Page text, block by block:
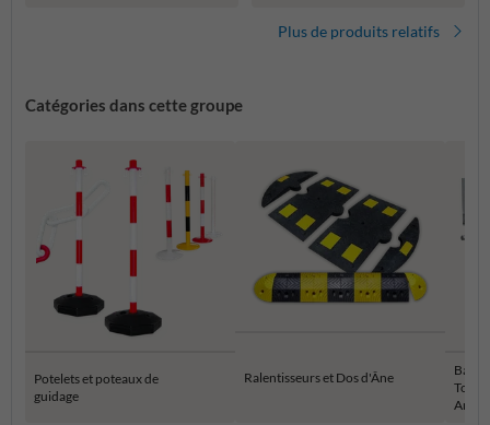
Plus de produits relatifs
Catégories dans cette groupe
Potelets et poteaux de
guidage
Ralentisseurs et Dos d'Âne